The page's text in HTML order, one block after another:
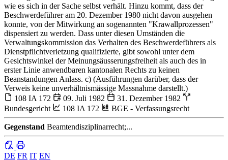
wie es sich in der Sache selbst verhält. Hinzu kommt, dass der
Beschwerdeführer am 20. Dezember 1980 nicht davon ausgehen
konnte, von der Mitwirkung an sogenannten "Krawallprozessen"
dispensiert zu werden. Dass unter diesen Umständen die
Verwaltungskommission das Verhalten des Beschwerdeführers als
Dienstpflichtverletzung qualifizierte, gibt sowohl unter dem
Gesichtswinkel der Meinungsäusserungsfreiheit als auch des in
erster Linie anwendbaren kantonalen Rechts zu keinen
Beanstandungen Anlass. c) (Ausführungen darüber, dass der
Verweis keine unverhältnismässige Massnahme darstellt.)
108 IA 172
09. Juli 1982
31. Dezember 1982
Bundesgericht
108 IA 172 BGE - Verfassungsrecht
Gegenstand Beamtendisziplinarrecht;...
DE FR IT EN